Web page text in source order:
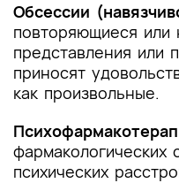
Обсессии
повторяющиеся или
представления или
приносят
как произвольные.
фармакологических
психических